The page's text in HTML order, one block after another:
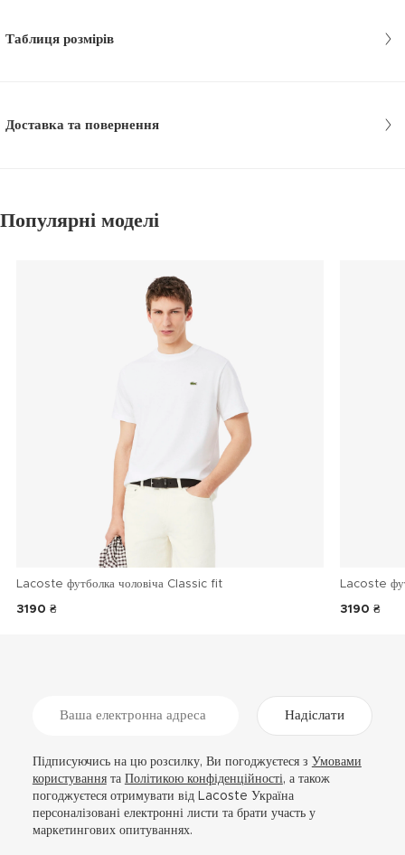
Таблиця розмірів
Доставка та повернення
Популярні моделі
Lacoste футболка чоловіча Classic fit
3190 ₴
Lacoste
3190 ₴
Надіслати
Підписуючись на цю розсилку, Ви погоджуєтеся з Умовами
користуваннята Політикою конфіденційності, а також
погоджуєтеся отримувати від Lacoste Україна
персоналізовані електронні листи та брати участь у
маркетингових опитуваннях.